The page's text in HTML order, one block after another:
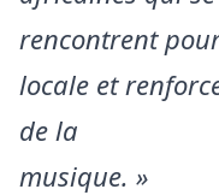
rencontrent
locale et
de la
musique. »